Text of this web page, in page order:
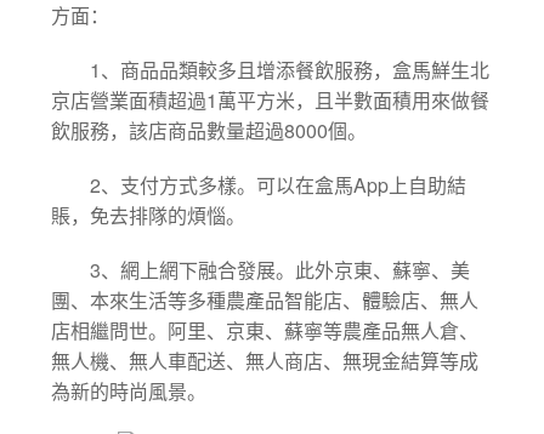
方面：
1 、商品品類較多且增添餐飲服務，盒馬鮮生北
京店營業面積超過1 萬平方米，且半數面積用來做餐
飲服務，該店商品數量超過8000個。
2、支付方式多樣。可以在盒馬App 上自助結
賬，免去排隊的煩惱。
3、網上網下融合發展。此外京東、蘇寧、美
團、本來生活等多種農產品智能店、體驗店、無人
店相繼問世。阿里、京東、蘇寧等農產品無人倉、
無人機、無人車配送、無人商店、無現金結算等成
為新的時尚風景。